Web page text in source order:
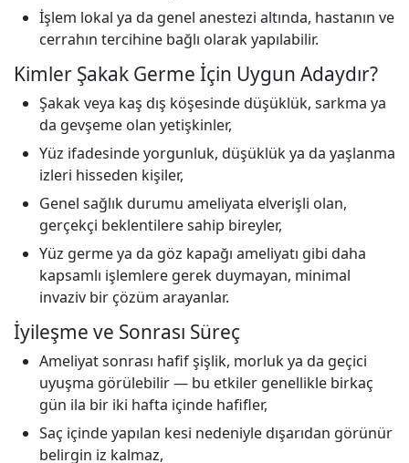
İşlem lokal ya da genel anestezi altında, hastanın ve
cerrahın tercihine bağlı olarak yapılabilir.
Kimler Şakak Germe İçin Uygun Adaydır?
Şakak veya kaş dış köşesinde düşüklük, sarkma ya
da gevşeme olan yetişkinler,
Yüz ifadesinde yorgunluk, düşüklük ya da yaşlanma
izleri hisseden kişiler,
Genel sağlık durumu ameliyata elverişli olan,
gerçekçi beklentilere sahip bireyler,
Yüz germe ya da göz kapağı ameliyatı gibi daha
kapsamlı işlemlere gerek duymayan, minimal
invaziv bir çözüm arayanlar.
İyileşme ve Sonrası Süreç
Ameliyat sonrası hafif şişlik, morluk ya da geçici
uyuşma görülebilir — bu etkiler genellikle birkaç
gün ila bir iki hafta içinde hafifler,
Saç içinde yapılan kesi nedeniyle dışarıdan görünür
belirgin iz kalmaz,